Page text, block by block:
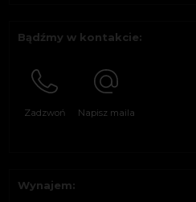
Bądźmy w kontakcie:
Zadzwoń Napisz maila
Wynajem: